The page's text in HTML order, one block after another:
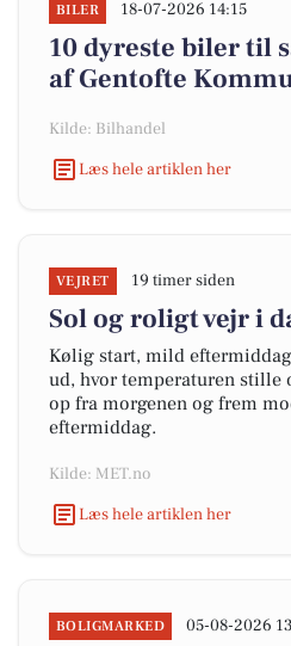
BILER 18-07-2026 14:15
10 dyreste biler til
af Gentofte
Kilde: Bilhandel
Læs hele artiklen her
VEJRET 19 timer siden
Sol og roligt vejr i
Kølig start, mild
ud, hvor temperaturen
op fra morgenen og frem
eftermiddag.
Kilde: MET.no
Læs hele artiklen her
BOLIGMARKED 05-08-2026